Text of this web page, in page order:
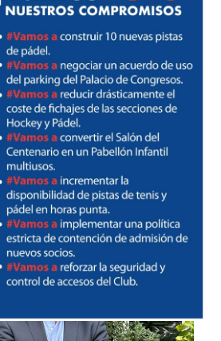
Llamas
Socio 3741
Abogado
Secretario